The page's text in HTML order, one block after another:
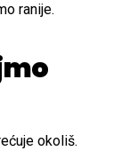
ranije.
okoliš.